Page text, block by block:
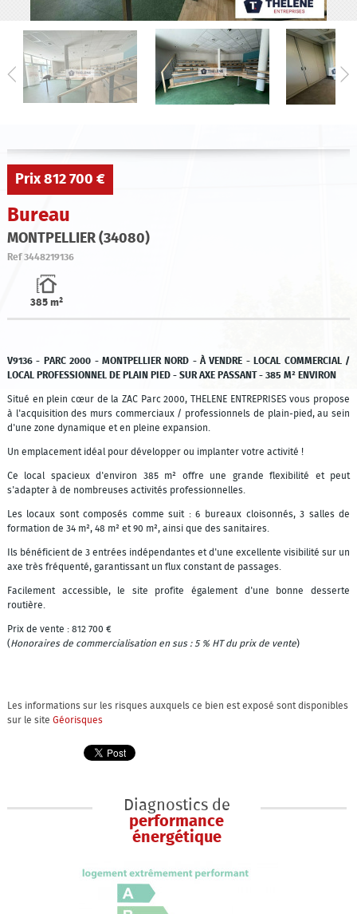
Qui sommes-nous ?
Estimation
Contact
Prix812 700 €
Bureau
MONTPELLIER (34080)
Ref 3448219136
385 m²
V9136 - PARC 2000 - MONTPELLIER NORD - À VENDRE - LOCAL COMMERCIAL /
LOCAL PROFESSIONNEL DE PLAIN PIED - SUR AXE PASSANT - 385 M² ENVIRON
Situé en plein cœur de la ZAC Parc 2000, THELENE ENTREPRISES vous propose
à l'acquisition des murs commerciaux / professionnels de plain-pied, au sein
d'une zone dynamique et en pleine expansion.
Un emplacement idéal pour développer ou implanter votre activité !
Ce local spacieux d'environ 385 m² offre une grande flexibilité et peut
s'adapter à de nombreuses activités professionnelles.
Les locaux sont composés comme suit : 6 bureaux cloisonnés, 3 salles de
formation de 34 m², 48 m² et 90 m², ainsi que des sanitaires.
Ils bénéficient de 3 entrées indépendantes et d'une excellente visibilité sur un
axe très fréquenté, garantissant un flux constant de passages.
Facilement accessible, le site profite également d'une bonne desserte
routière.
Prix de vente : 812 700 €
(Honoraires de commercialisation en sus : 5 % HT du prix de vente)
Les informations sur les risques auxquels ce bien est exposé sont disponibles
sur le site Géorisques
Diagnostics de
performance
énergétique